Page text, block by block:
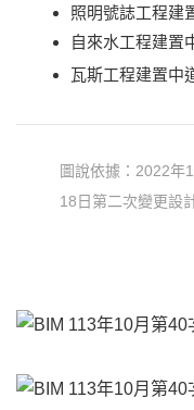
照明號誌工程建
自來水工程建置
瓦斯工程建置中
圖說依據：2022年
18日第二次變更設